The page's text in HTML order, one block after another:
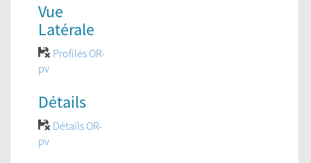
Vue
Latérale
Profilés OR-
pv
Détails
Détails OR-
pv